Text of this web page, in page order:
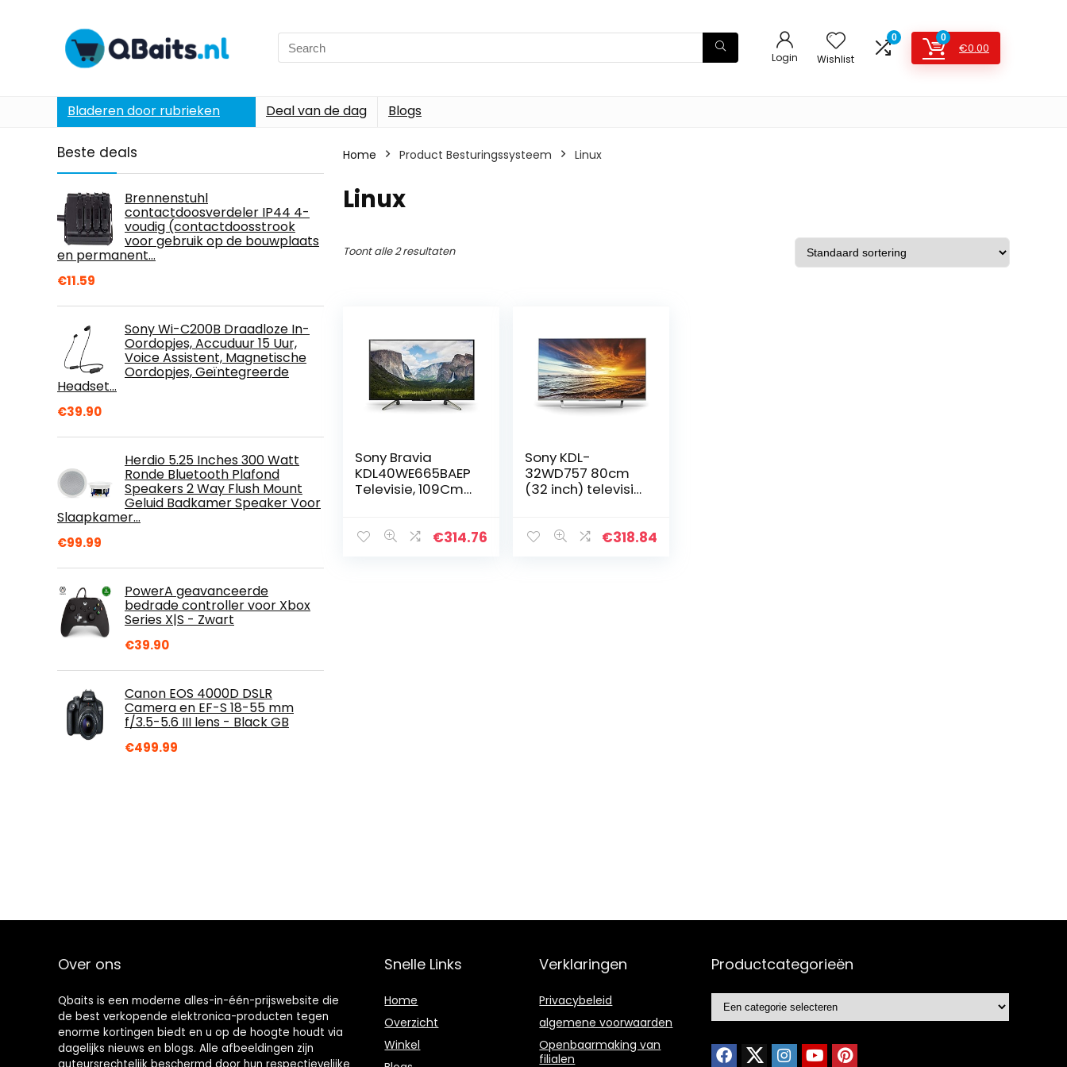
Search
for:
Login Wishlist
0 0
€0.00
Bladeren door rubrieken Deal van de dag Blogs
Beste deals
Brennenstuhl
contactdoosverdeler IP44 4-
voudig (contactdoosstrook
voor gebruik op de bouwplaats
en permanent…
€11.59
Sony Wi-C200B Draadloze In-
Oordopjes, Accuduur 15 Uur,
Voice Assistent, Magnetische
Oordopjes, Geïntegreerde
Headset…
€39.90
Herdio 5.25 Inches 300 Watt
Ronde Bluetooth Plafond
Speakers 2 Way Flush Mount
Geluid Badkamer Speaker Voor
Slaapkamer…
€99.99
PowerA geavanceerde
bedrade controller voor Xbox
Series X|S - Zwart
€39.90
Canon EOS 4000D DSLR
Camera en EF-S 18-55 mm
f/3.5-5.6 III lens - Black GB
€499.99
Home Product Besturingssysteem Linux
Linux
Toont alle 2 resultaten
Sony Bravia
KDL40WE665BAEP
Televisie, 109Cm
€314.76
Sony KDL-
32WD757 80cm
(32 inch) televisie
zilver
€318.84
Over ons
Qbaits is een moderne alles-in-één-prijswebsite die
de best verkopende elektronica-producten tegen
enorme kortingen biedt en u op de hoogte houdt via
dagelijks nieuws en blogs. Alle afbeeldingen zijn
Snelle Links
Home
Overzicht
Winkel
Verklaringen
Privacybeleid
algemene voorwaarden
Openbaarmaking van
filialen
Productcategorieën